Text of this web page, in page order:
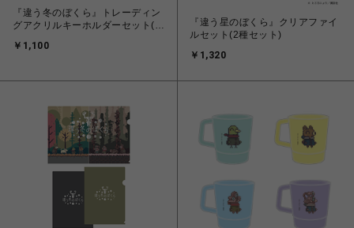
『違う冬のぼくら』トレーディン
グアクリルキーホルダーセット(全
￥1,100
『違う星のぼくら』クリアファイ
ルセット(2種セット)
￥1,320